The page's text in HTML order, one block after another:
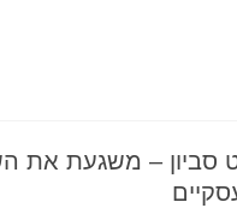
– משגעת את